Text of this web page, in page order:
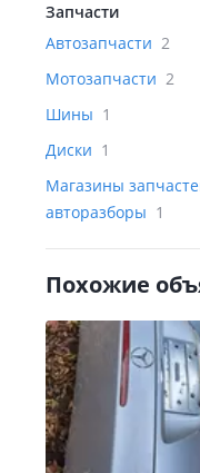
Запчасти
Автозапчасти 2
Мотозапчасти 2
Шины 1
Диски 1
Магазины
авторазборы 1
Похожие